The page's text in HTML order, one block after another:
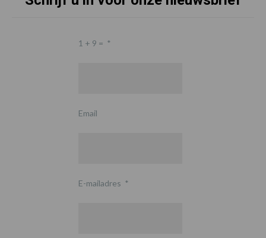
1 + 9 = *
Email
E-mailadres *